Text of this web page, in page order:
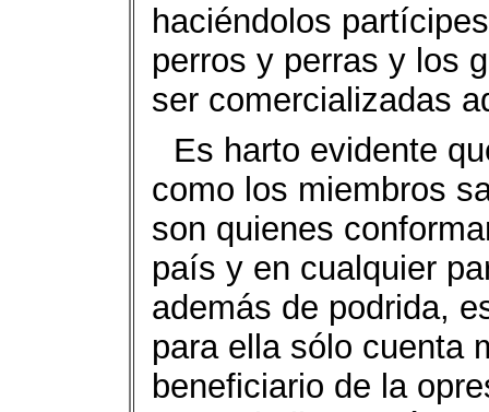
haciéndolos
perros y perras y los
ser comercializadas
Es harto evidente
como los miembros
son quienes
país y en cualquier
además de podrida,
para ella sólo cuenta
beneficiario de la